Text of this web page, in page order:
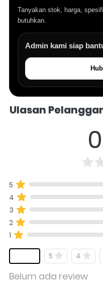
Tanyakan stok, harga,
butuhkan.
Admin kami siap
Ulasan
5
4
3
2
1
5 4
Belum ada review